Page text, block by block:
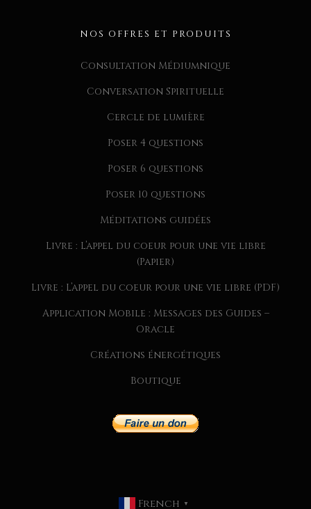
MESSAGES DES GUIDES
NOS OFFRES ET PRODUITS
Consultation Médiumnique
Conversation Spirituelle
Cercle de lumière
Poser 4 questions
Poser 6 questions
Poser 10 questions
Méditations guidées
Livre : L’appel du coeur pour une vie libre
(Papier)
Livre : L’appel du coeur pour une vie libre (PDF)
Application Mobile : Messages des Guides –
Oracle
Créations énergétiques
Boutique
French ▼